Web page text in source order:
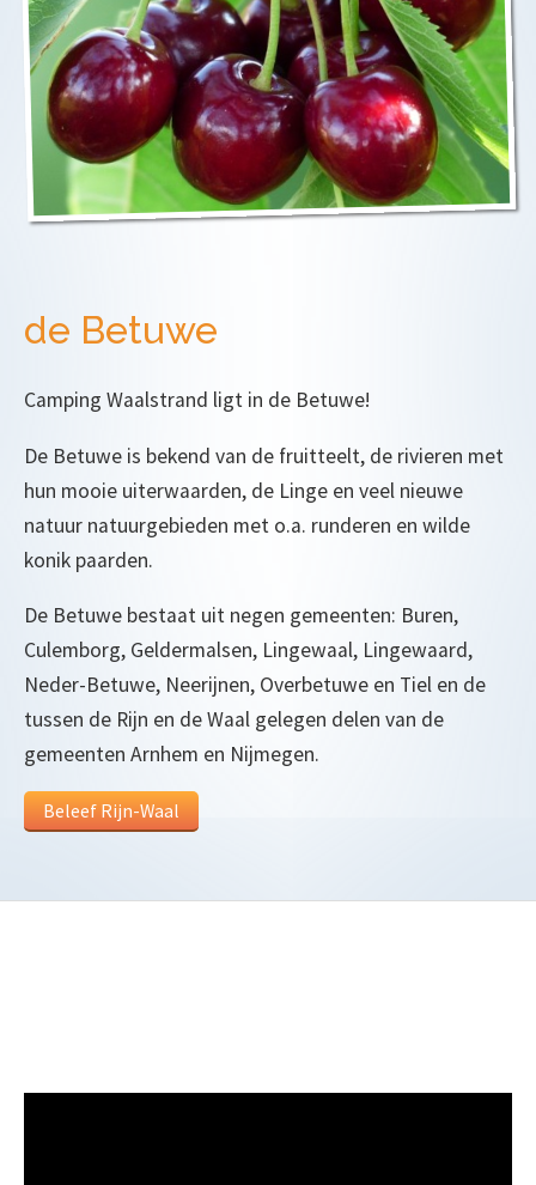
de Betuwe
Camping Waalstrand ligt in de Betuwe!
De Betuwe is bekend van de fruitteelt, de rivieren met
hun mooie uiterwaarden, de Linge en veel nieuwe
natuur natuurgebieden met o.a. runderen en wilde
konik paarden.
De Betuwe bestaat uit negen gemeenten: Buren,
Culemborg, Geldermalsen, Lingewaal, Lingewaard,
Neder-Betuwe, Neerijnen, Overbetuwe en Tiel en de
tussen de Rijn en de Waal gelegen delen van de
gemeenten Arnhem en Nijmegen.
Beleef Rijn-Waal